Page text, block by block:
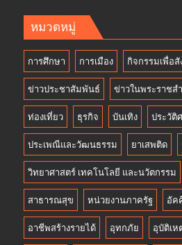
หมวดหมู่
การศึกษา การเมือง กิจกรรมเพื่อ
ข่าวประชาสัมพันธ์ ข่าวในพระราชส
ท่องเที่ยว ธุรกิจ บันเทิง ประวัติ
ประเพณีและวัฒนธรรม ยาเสพติด
วิทยาศาสตร์ เทคโนโลยี และนวัตกรรม
สาธารณสุข หน่วยงานภาครัฐ อัค
อาชีพสร้างรายได้ อุทกภัย อุบัติเห